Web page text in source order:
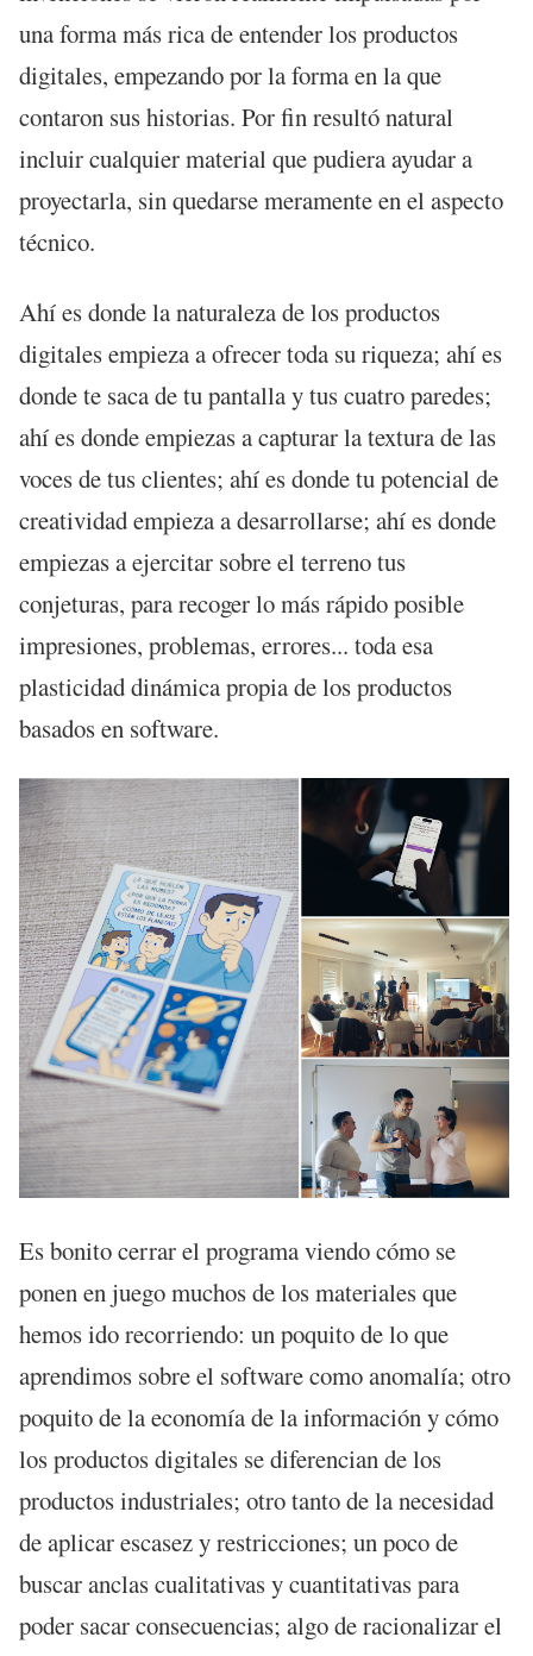
una forma más rica de entender los productos
digitales, empezando por la forma en la que
contaron sus historias. Por fin resultó natural
incluir cualquier material que pudiera ayudar a
proyectarla, sin quedarse meramente en el aspecto
técnico.
Ahí es donde la naturaleza de los productos
digitales empieza a ofrecer toda su riqueza; ahí es
donde te saca de tu pantalla y tus cuatro paredes;
ahí es donde empiezas a capturar la textura de las
voces de tus clientes; ahí es donde tu potencial de
creatividad empieza a desarrollarse; ahí es donde
empiezas a ejercitar sobre el terreno tus
conjeturas, para recoger lo más rápido posible
impresiones, problemas, errores... toda esa
plasticidad dinámica propia de los productos
basados en software.
Es bonito cerrar el programa viendo cómo se
ponen en juego muchos de los materiales que
hemos ido recorriendo: un poquito de lo que
aprendimos sobre el software como anomalía; otro
poquito de la economía de la información y cómo
los productos digitales se diferencian de los
productos industriales; otro tanto de la necesidad
de aplicar escasez y restricciones; un poco de
buscar anclas cualitativas y cuantitativas para
poder sacar consecuencias; algo de racionalizar el